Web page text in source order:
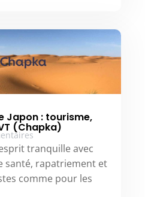
Japon : tourisme,
(Chapka)
tranquille avec
santé, rapatriement et
comme pour les